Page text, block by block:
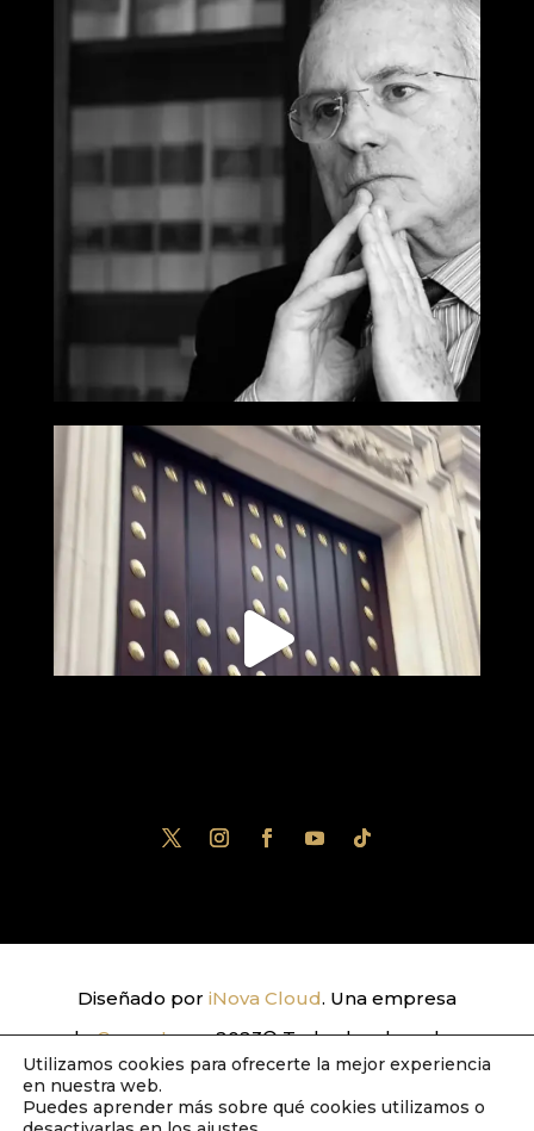
Diseñado por iNova Cloud. Una empresa
deGrupo Inova2023© Todos los derechos
reservados.Política de Privacidad|Aviso
Legal|Política de Cookies
Utilizamos cookies para ofrecerte la mejor experiencia
en nuestra web.
Puedes aprender más sobre qué cookies utilizamos o